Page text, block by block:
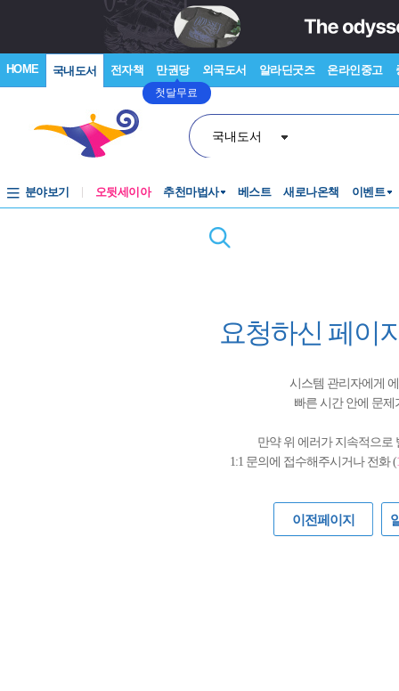
HOME 국내도서 전자책 만권당
첫달무료
외국도서 알라딘굿즈 온라인중고
국내도서
분야보기 오뒷세이아 추천마법사 베스트 새로나온책 이벤트
요청하신 페이
시스템 관리자에게
빠른 시간 안에 문
만약 위 에러가 지속적으로
1:1 문의에 접수해주시거나 전화 (
이전페이지